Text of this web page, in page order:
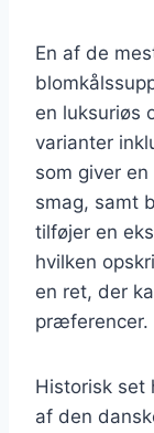
En af de
en luksuriøs
varianter
som giver
smag, samt
tilføjer en
hvilken
en ret, der
præferencer.
Historisk set
af den